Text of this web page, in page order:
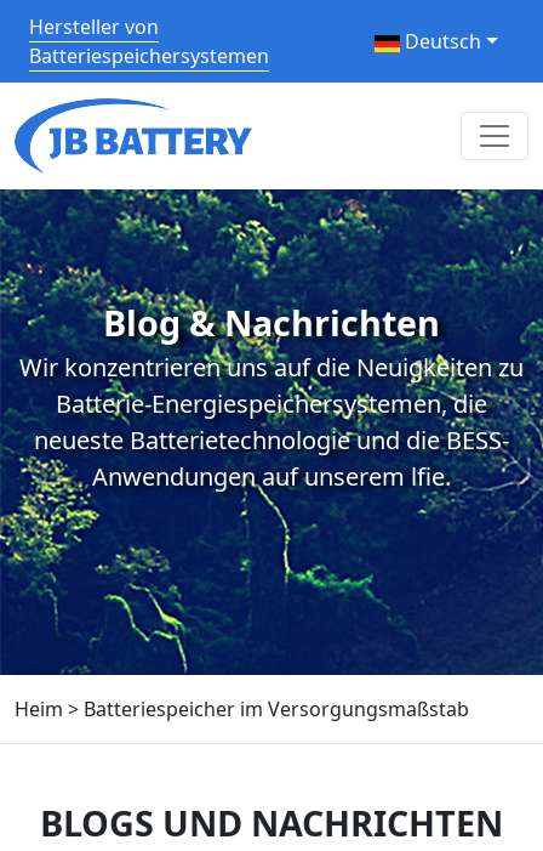
Hersteller von
Batteriespeichersystemen
Deutsch
Blog & Nachrichten
Wir konzentrieren uns auf die Neuigkeiten zu
Batterie-Energiespeichersystemen, die
neueste Batterietechnologie und die BESS-
Anwendungen auf unserem lfie.
Heim > Batteriespeicher im Versorgungsmaßstab
BLOGS UND NACHRICHTEN